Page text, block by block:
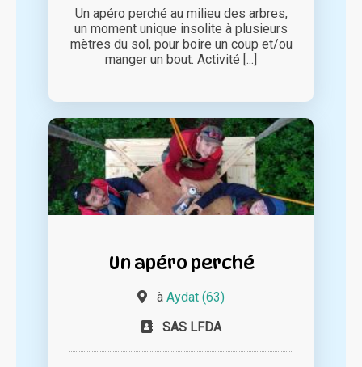
Un apéro perché au milieu des arbres,
un moment unique insolite à plusieurs
mètres du sol, pour boire un coup et/ou
manger un bout. Activité [...]
Un apéro perché
à Aydat (63)
SAS LFDA